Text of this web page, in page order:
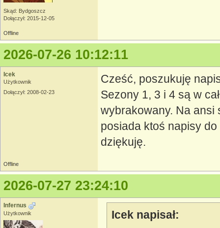
Skąd: Bydgoszcz
Dołączył: 2015-12-05
Offline
2026-07-26 10:12:11
Icek
Użytkownik
Dołączył: 2008-02-23
Cześć, poszukuję
Sezony 1, 3 i 4 są w
wybrakowany. Na ansi
posiada ktoś napisy do
dziękuję.
Offline
2026-07-27 23:24:10
Infernus
Użytkownik
Icek napisał: